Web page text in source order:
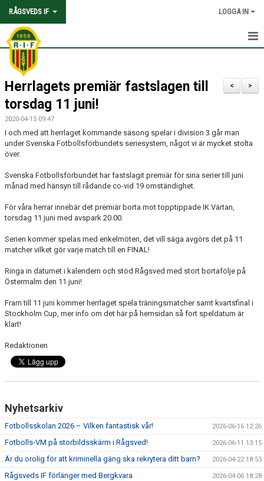
RÅGSVEDS IF LOGGA IN
HEM
KONTAKT
OM FÖRENINGEN
AVGIFTER
KNATTEFOTBOLLSSKOLA
PARTNERSKAP & SPONSRING
SKOLSAMARBETEN
RÅGSVEDS IF I MEDIA
FONDER
>
<
Herrlagets premiär fastslagen till
torsdag 11 juni!
2020-04-15 09:47
I och med att herrlaget kommande säsong spelar i division 3 går man
under Svenska Fotbollsförbundets seriesystem, något vi är mycket stolta
över.
Svenska Fotbollsförbundet har fastslagit premiär för sina serier till juni
månad med hänsyn till rådande co-vid 19 omständighet.
För våra herrar innebär det premiär borta mot topptippade IK Värtan,
torsdag 11 juni med avspark 20.00.
Serien kommer spelas med enkelmöten, det vill säga avgörs det på 11
matcher vilket gör varje match till en FINAL!
Ringa in datumet i kalendern och stöd Rågsved med stort bortafölje på
Östermalm den 11 juni!
Fram till 11 juni kommer herrlaget spela träningsmatcher samt kvartsfinal i
Stockholm Cup, mer info om det här på hemsidan så fort speldatum är
klart!
Redaktionen
Nyhetsarkiv
Fotbollsskolan 2026 – Vilken fantastisk vår! 2026-06-16 12:26
Fotbolls-VM på storbildsskärm i Rågsved! 2026-06-11 13:15
Är du orolig för att kriminella gäng ska rekrytera ditt barn? 2026-04-22 18:53
Rågsveds IF förlänger med Bergkvara 2026-04-06 18:28